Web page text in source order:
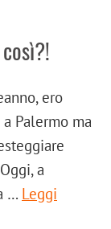
ero
Palermo ma
a
… Leggi